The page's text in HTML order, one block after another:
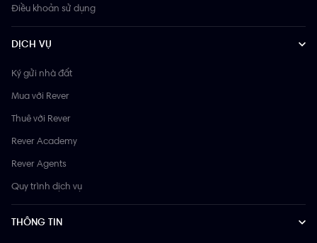
Điều khoản sử dụng
DỊCH VỤ
Ký gửi nhà đất
Mua với Rever
Thuê với Rever
Rever Academy
Rever Agents
Quy trình dịch vụ
THÔNG TIN